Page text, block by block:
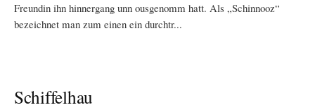
Freundin ihn hinnergang unn ousgenomm hatt. Als „Schinnooz“
bezeichnet man zum einen ein durchtr...
Schiffelhau